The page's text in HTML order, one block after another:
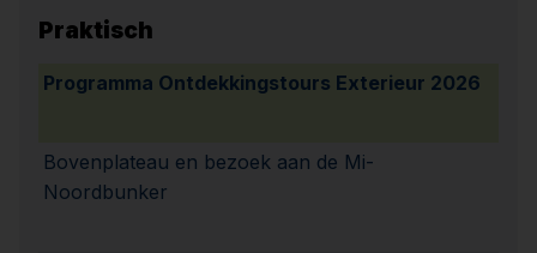
Praktisch
Programma Ontdekkingstours Exterieur 2026
Bovenplateau en bezoek aan de Mi-
Noordbunker